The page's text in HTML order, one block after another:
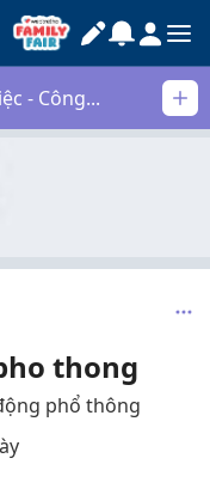
- Công...
thong
phổ thông